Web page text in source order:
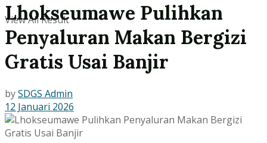
View All Result
Lhokseumawe Pulihkan
Penyaluran Makan Bergizi
Gratis Usai Banjir
bySDGS Admin
12 Januari 2026